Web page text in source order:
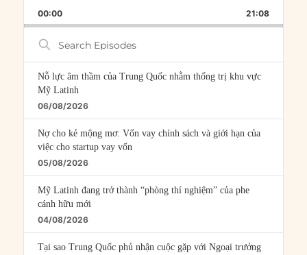
RATE
FORWARD
00:00 21:08
Search
Episodes
Nỗ lực âm thầm của Trung Quốc nhằm thống trị khu vực
Mỹ Latinh
06/08/2026
Nợ cho kẻ mộng mơ: Vốn vay chính sách và giới hạn của
việc cho startup vay vốn
05/08/2026
Mỹ Latinh đang trở thành “phòng thí nghiệm” của phe
cánh hữu mới
04/08/2026
Tại sao Trung Quốc phủ nhận cuộc gặp với Ngoại trưởng